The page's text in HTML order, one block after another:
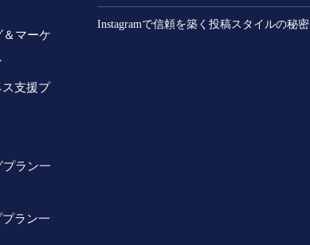
マーケ
支援プ
ラン一
ラン一
Instagramで信頼を築く投稿スタイルの秘密